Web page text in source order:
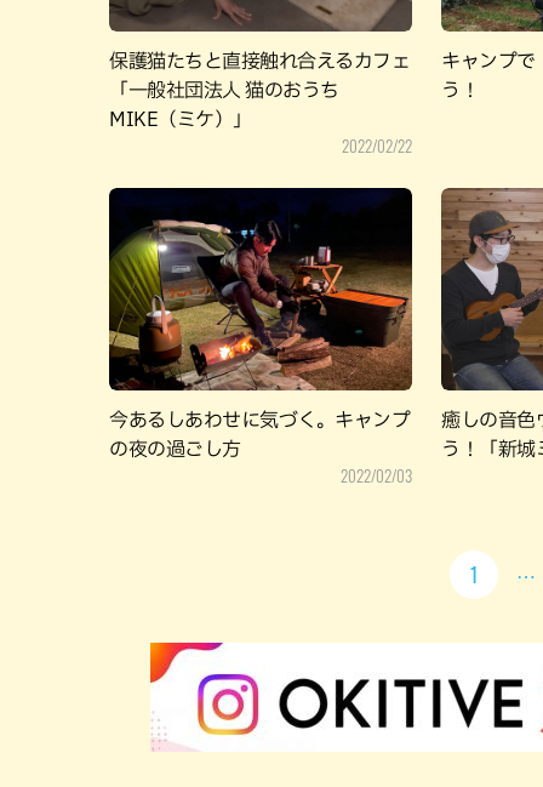
保護猫たちと直接触れ合えるカフェ
「一般社団法人 猫のおうち
MIKE（ミケ）」
2022/02/22
キャンプで
う！
今あるしあわせに気づく。キャンプ
の夜の過ごし方
2022/02/03
癒しの音色
う！「新城
1